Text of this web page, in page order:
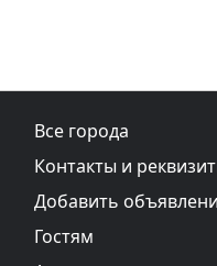
Все города
Контакты и
Добавить
Гостям